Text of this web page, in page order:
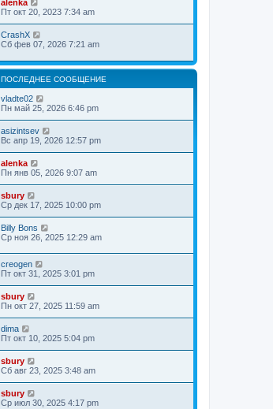
alenka
Пт окт 20, 2023 7:34 am
CrashX
Сб фев 07, 2026 7:21 am
ПОСЛЕДНЕЕ СООБЩЕНИЕ
vladte02
Пн май 25, 2026 6:46 pm
asizintsev
Вс апр 19, 2026 12:57 pm
alenka
Пн янв 05, 2026 9:07 am
sbury
Ср дек 17, 2025 10:00 pm
Billy Bons
Ср ноя 26, 2025 12:29 am
creogen
Пт окт 31, 2025 3:01 pm
sbury
Пн окт 27, 2025 11:59 am
dima
Пт окт 10, 2025 5:04 pm
sbury
Сб авг 23, 2025 3:48 am
sbury
Ср июл 30, 2025 4:17 pm